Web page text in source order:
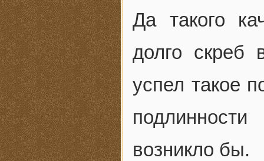
Да такого
долго скреб
успел такое
возникло бы.